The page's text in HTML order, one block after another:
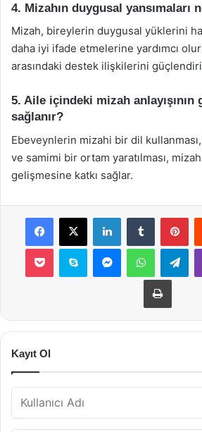
4. Mizahın duygusal yansımaları
Mizah, bireylerin duygusal yüklerini
daha iyi ifade etmelerine yardımcı
arasındaki destek ilişkilerini
5. Aile içindeki mizah
sağlanır?
Ebeveynlerin mizahi bir dil
ve samimi bir ortam yaratılması, mizah
gelişmesine katkı sağlar.
Facebook
X LinkedInTumblr
Pocket Skype MessengerWhatsApp
Yazdır
Kayıt Ol